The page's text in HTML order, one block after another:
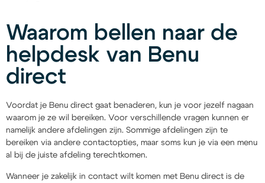
Waarom bellen naar de
helpdesk van Benu
direct
Voordat je Benu direct gaat benaderen, kun je voor jezelf nagaan
waarom je ze wil bereiken. Voor verschillende vragen kunnen er
namelijk andere afdelingen zijn. Sommige afdelingen zijn te
bereiken via andere contactopties, maar soms kun je via een menu
al bij de juiste afdeling terechtkomen.
Wanneer je zakelijk in contact wilt komen met Benu direct is de